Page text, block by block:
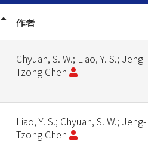
作者
Chyuan, S. W.; Liao, Y. S.; Jeng-
Tzong Chen
Liao, Y. S.; Chyuan, S. W.; Jeng-
Tzong Chen